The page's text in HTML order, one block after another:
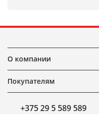
О компании
Покупателям
+375 29 5 589 589